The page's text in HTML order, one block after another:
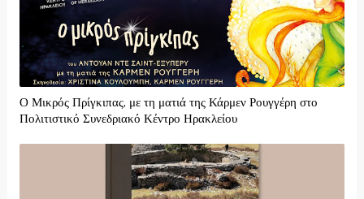
Ο Μικρός Πρίγκιπας, με τη ματιά της Κάρμεν Ρουγγέρη στο
Πολιτιστικό Συνεδριακό Κέντρο Ηρακλείου